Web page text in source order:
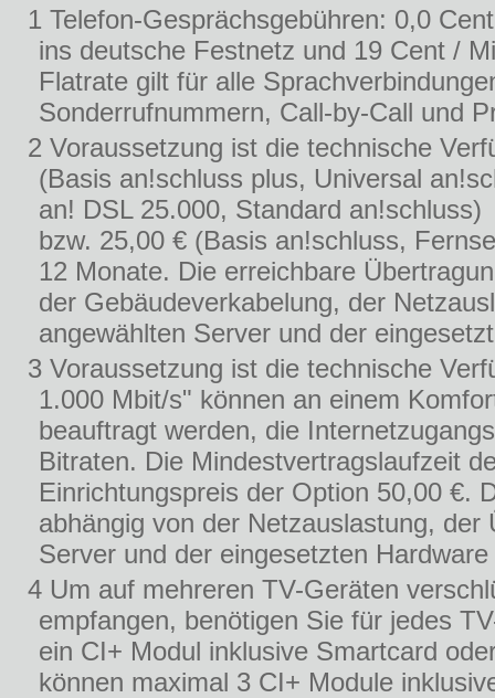
1 Telefon-Gesprächsgebühren: 0,0
ins deutsche Festnetz und 19 Cent /
Flatrate gilt für alle
Sonderrufnummern, Call-by-Call und
2 Voraussetzung ist die technische
(Basis an!schluss plus, Universal
an! DSL 25.000, Standard an!schluss)
bzw. 25,00 € (Basis an!schluss,
12 Monate. Die erreichbare
der Gebäudeverkabelung, der
angewählten Server und der
3 Voraussetzung ist die technische
1.000 Mbit/s" können an einem
beauftragt werden, die
Bitraten. Die Mindestvertragslaufzeit
Einrichtungspreis der Option 50,00 €.
abhängig von der Netzauslastung,
Server und der eingesetzten
4 Um auf mehreren TV-Geräten
empfangen, benötigen Sie für jedes
ein CI+ Modul inklusive Smartcard
können maximal 3 CI+ Module